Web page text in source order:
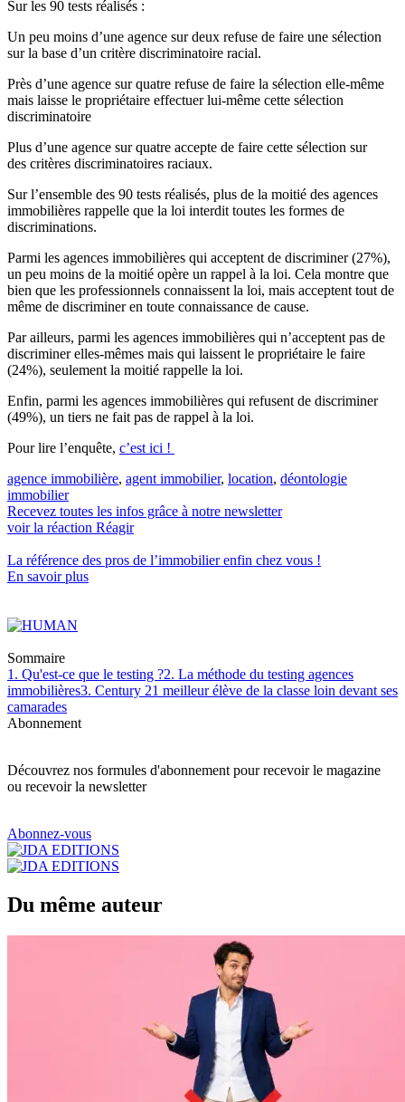
Sur les 90 tests réalisés :
Un peu moins d’une agence sur deux refuse de faire une sélection
sur la base d’un critère discriminatoire racial.
Près d’une agence sur quatre refuse de faire la sélection elle-même
mais laisse le propriétaire effectuer lui-même cette sélection
discriminatoire
Plus d’une agence sur quatre accepte de faire cette sélection sur
des critères discriminatoires raciaux.
Sur l’ensemble des 90 tests réalisés, plus de la moitié des agences
immobilières rappelle que la loi interdit toutes les formes de
discriminations.
Parmi les agences immobilières qui acceptent de discriminer (27%),
un peu moins de la moitié opère un rappel à la loi. Cela montre que
bien que les professionnels connaissent la loi, mais acceptent tout de
même de discriminer en toute connaissance de cause.
Par ailleurs, parmi les agences immobilières qui n’acceptent pas de
discriminer elles-mêmes mais qui laissent le propriétaire le faire
(24%), seulement la moitié rappelle la loi.
Enfin, parmi les agences immobilières qui refusent de discriminer
(49%), un tiers ne fait pas de rappel à la loi.
Pour lire l’enquête, c’est ici !
agence immobilière, agent immobilier, location, déontologie
immobilier
Recevez toutes les infos grâce à notre newsletter
voir la réaction Réagir
La référence des pros de l’immobilierenfin chez vous !
En savoir plus
Sommaire
1. Qu'est-ce que le testing ?2. La méthode du testing agences
immobilières3. Century 21 meilleur élève de la classe loin devant ses
camarades
Abonnement
Découvrez nos formules d'abonnement pour recevoir le magazine
ou recevoir la newsletter
Abonnez-vous
Du même auteur